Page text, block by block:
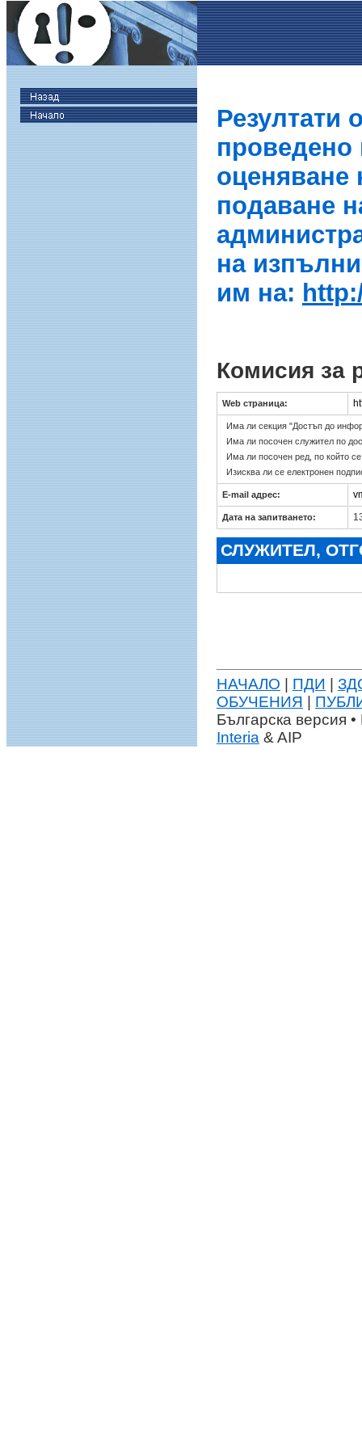
Резултати
проведено
оценяване
подаване
на
им на:
Комисия за
Web страница:
Има ли секция "Достъп до
Има ли посочен служител по
Има ли посочен ред, по който
Изисква ли се електронен
E-mail адрес:
Дата на запитването:
СЛУЖИТЕЛ,
НАЧАЛО | ПДИ |
ОБУЧЕНИЯ |
Българска версия
Interia & AIP